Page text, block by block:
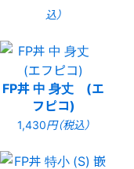
込）
FP丼 中 身丈 (エ
フピコ)
1,430円（税込）